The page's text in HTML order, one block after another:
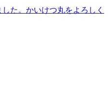
た。かいけつ丸をよろしく